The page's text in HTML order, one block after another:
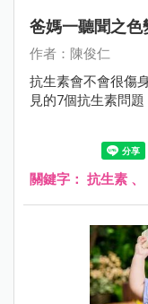
爸媽一聽聞之
作者：陳俊仁
抗生素會不會很傷
見的7個抗生素問題
關鍵字： 抗生素 、